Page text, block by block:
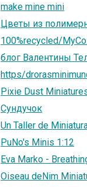
make mine mini
Цветы из
100%recycled/
блог Валентины
https/
Pixie Dust
Сундучок
Un Taller de
PuNo's Minis 1:12
Eva Marko -
Oiseau deNim